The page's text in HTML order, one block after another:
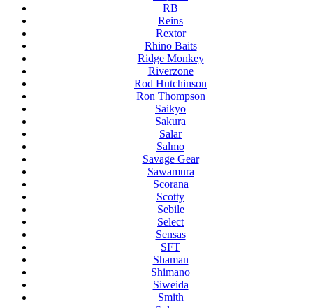
RB
Reins
Rextor
Rhino Baits
Ridge Monkey
Riverzone
Rod Hutchinson
Ron Thompson
Saikyo
Sakura
Salar
Salmo
Savage Gear
Sawamura
Scorana
Scotty
Sebile
Select
Sensas
SFT
Shaman
Shimano
Siweida
Smith